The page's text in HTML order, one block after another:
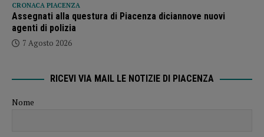
CRONACA PIACENZA
Assegnati alla questura di Piacenza diciannove nuovi
agenti di polizia
7 Agosto 2026
RICEVI VIA MAIL LE NOTIZIE DI PIACENZA
Nome